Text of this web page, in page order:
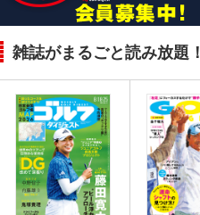
雑誌がまるごと読み放題！